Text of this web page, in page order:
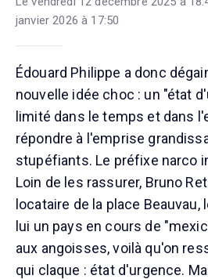
janvier 2026 à 17:50
Édouard Philippe a donc
nouvelle idée choc : un "état
limité dans le temps et dans
répondre à l'emprise
stupéfiants. Le préfixe narco
Loin de les rassurer, Bruno
locataire de la place Beauvau,
lui un pays en cours de
aux angoisses, voilà qu'on
qui claque : état d'urgence.